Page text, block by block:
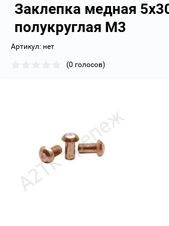
Заклепка медная
полукруглая М3
Артикул: нет
(0 голосов)